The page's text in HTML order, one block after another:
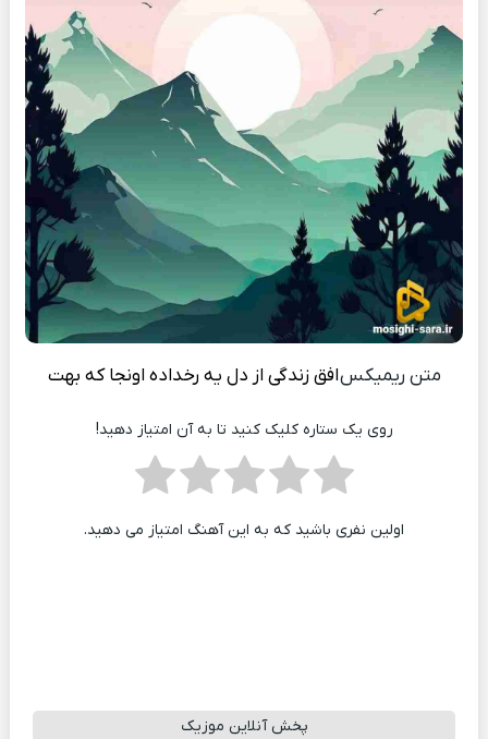
متن ریمیکسافق زندگی از دل یه رخداده اونجا که بهت
روی یک ستاره کلیک کنید تا به آن امتیاز دهید!
اولین نفری باشید که به این آهنگ امتیاز می دهید.
پخش آنلاین موزیک